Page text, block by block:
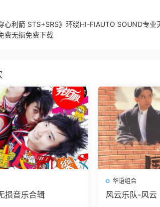
心利箭 STS+SRS》环绕HI-FIAUTO SOUND专业
费无损免费下载
损音乐合辑
华语组合
风云乐队-风云